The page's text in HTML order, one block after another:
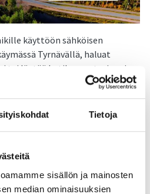
Tietoja
sisällön ja mainosten
median ominaisuuksien
käyttöön sähköisen
Tyrnävällä, haluat
tai löytää kotikunnastasi uusia
vierailukohteet ja
sijoitettuna. Opaskirjasta
vuotuiset tapahtumat.
tai mobiilisovelluksella toimiva
kohteen tiloihin